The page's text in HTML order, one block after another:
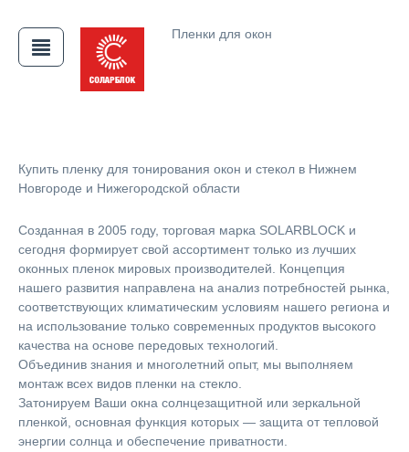
Пленки для окон
Купить пленку для тонирования окон и стекол в Нижнем
Новгороде и Нижегородской области
Созданная в 2005 году, торговая марка SOLARBLOCK и
сегодня формирует свой ассортимент только из лучших
оконных пленок мировых производителей. Концепция
нашего развития направлена на анализ потребностей рынка,
соответствующих климатическим условиям нашего региона и
на использование только современных продуктов высокого
качества на основе передовых технологий.
Объединив знания и многолетний опыт, мы выполняем
монтаж всех видов пленки на стекло.
Затонируем Ваши окна солнцезащитной или зеркальной
пленкой, основная функция которых — защита от тепловой
энергии солнца и обеспечение приватности.